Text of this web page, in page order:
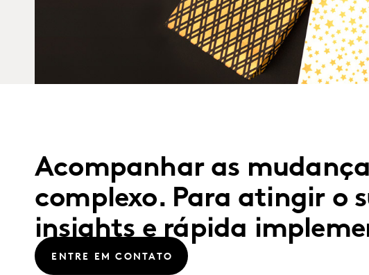
Acompanhar as
complexo. Para atingir o
insights e rápida
ENTRE EM CONTATO